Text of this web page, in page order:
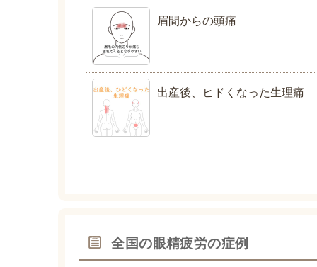
眉間からの頭痛
出産後、ヒドくなった生理痛
全国の眼精疲労の症例